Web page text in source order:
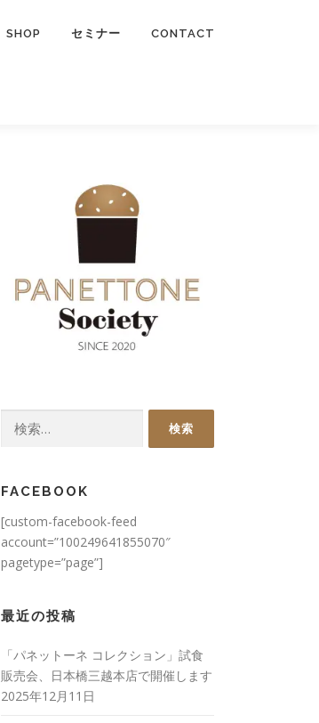
SHOP セミナー CONTACT
FACEBOOK
[custom-facebook-feed
account=”100249641855070″
pagetype=”page”]
最近の投稿
「パネットーネ コレクション」試食
販売会、日本橋三越本店で開催します
2025年12月11日